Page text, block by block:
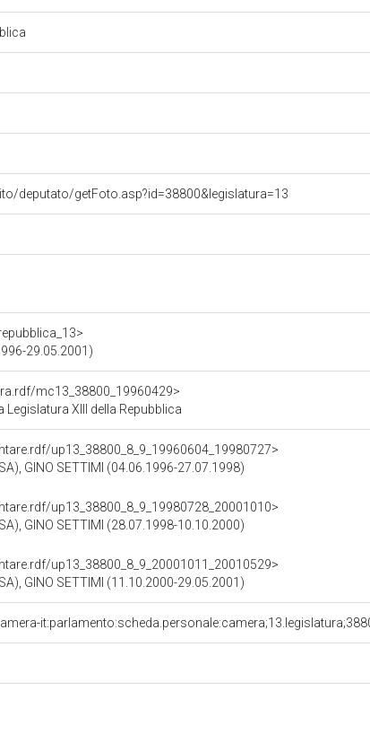
deputato/getFoto.asp?id=38800&legislatura=13
29.05.2001)
mc13_38800_19960429>
Legislatura XIII della Repubblica
up13_38800_8_9_19960604_19980727>
GINO SETTIMI (04.06.1996-27.07.1998)
up13_38800_8_9_19980728_20001010>
GINO SETTIMI (28.07.1998-10.10.2000)
up13_38800_8_9_20001011_20010529>
GINO SETTIMI (11.10.2000-29.05.2001)